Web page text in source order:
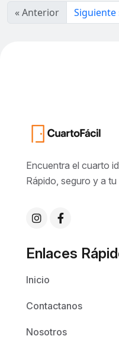
« Anterior Siguiente
Encuentra el cuarto
Rápido, seguro y a tu
Enlaces
Inicio
Contactanos
Nosotros